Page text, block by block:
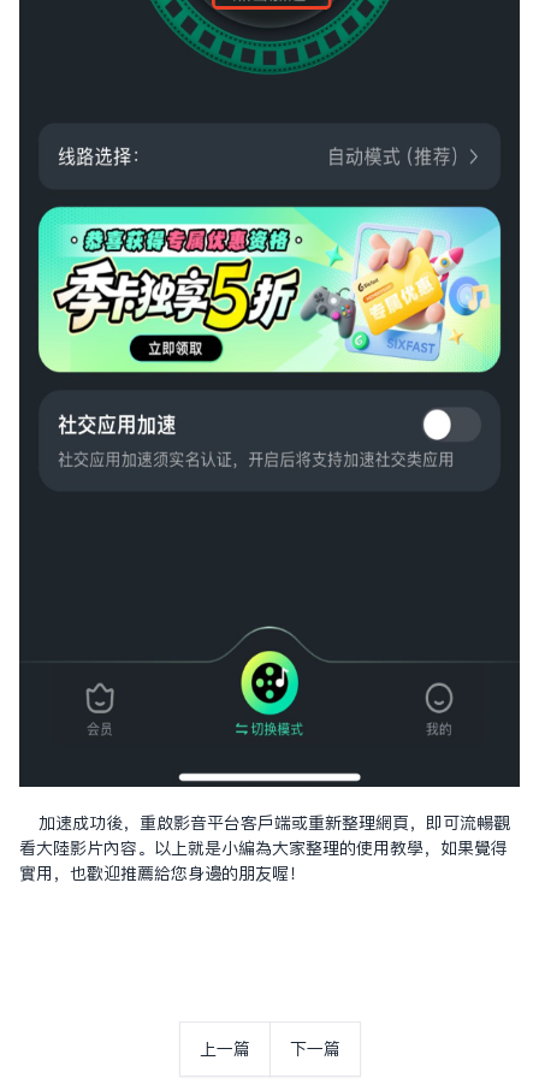
加速成功後，重啟影音平台客戶端或重新整理網頁，即可流暢觀
看大陸影片內容。以上就是小編為大家整理的使用教學，如果覺得
實用，也歡迎推薦給您身邊的朋友喔！
上一篇 下一篇